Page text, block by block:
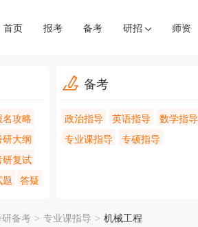
首页 报考 备考 研招 师资
名攻略
研大纲
研复试
题 答疑
备考
政治指导 英语指导
数学指导
专业课指导
专硕指导
研备考 > 专业课指导 > 机械工程